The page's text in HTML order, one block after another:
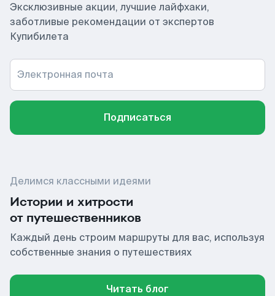
Эксклюзивные акции, лучшие лайфхаки,
заботливые рекомендации от экспертов
Купибилета
Электронная почта
Подписаться
Делимся классными идеями
Истории и хитрости
от путешественников
Каждый день строим маршруты для вас, используя
собственные знания о путешествиях
Читать блог